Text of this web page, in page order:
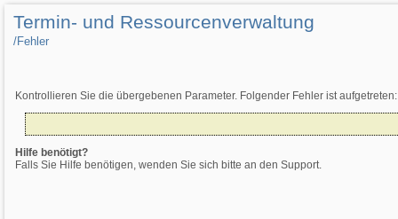
Termin- und Ressourcenverwaltung
/­Fehler
Kontrollieren Sie die übergebenen Parameter. Folgender Fehler ist aufgetreten:
Hilfe benötigt?
Falls Sie Hilfe benötigen, wenden Sie sich bitte an den Support.